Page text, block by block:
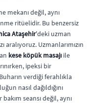
mekanı değil, aynı
ritüelidir. Bu benzersiz
Ataşehir'deki uzman
aralıyoruz. Uzmanlarımızın
kese köpük masajı ile
ipeksi bir
verdiği ferahlıkla
nasıl dağıldığını
seansı değil, aynı